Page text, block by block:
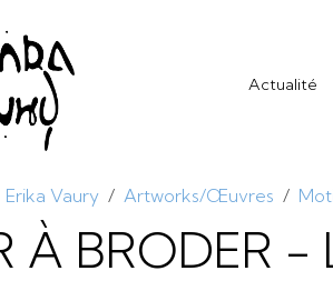
Actualité
Erika Vaury Artworks/Œuvres
À BRODER -